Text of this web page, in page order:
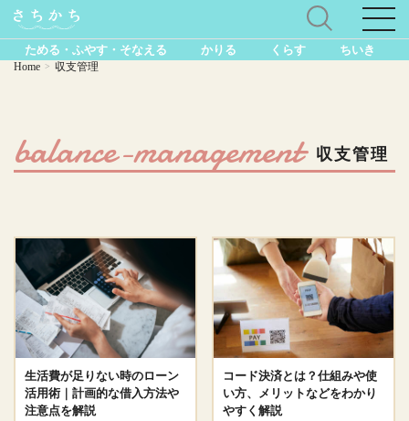
ためる・ふやす・そなえる かりる くらす ちいき
Home > 収支管理
balance-management 収支管理
生活費が足りない時のローン
活用術｜計画的な借入方法や
注意点を解説
コード決済とは？仕組みや使
い方、メリットなどをわかり
やすく解説